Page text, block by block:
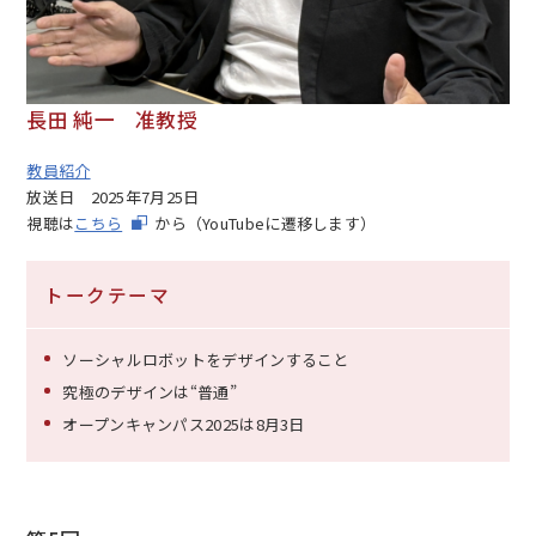
長田 純一 准教授
教員紹介
放送日 2025年7月25日
視聴はこちら から（YouTubeに遷移します）
トークテーマ
ソーシャルロボットをデザインすること
究極のデザインは“普通”
オープンキャンパス2025は8月3日